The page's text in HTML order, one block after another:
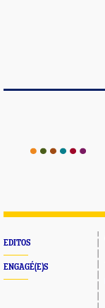
EDITOS
ENGAGÉ(E)S